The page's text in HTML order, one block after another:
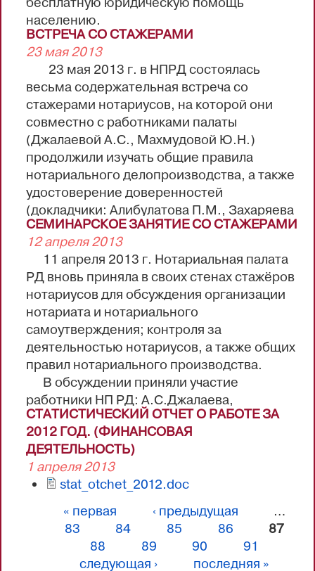
населению.
1. Хархиева Шевкет Магомедовна - г.
Махачкала, пр.Р.Гамзатова, 16 тел. (8722)
67-79-76
2. Рамазанова Аминат Салиховна - г.
Махачкала, пр. Акушинского, 28 тел. (8722)
63-21-05
3. Джалаев Шамсутдин Магомедович -
г. Махачкала, пр. Г.Гамидова, 8,
тел.89280515454
4. Курбанова Светлана Магомедовна
— г. Махачкала, пр. Г.Гамидова,55 «б», тел.
(8722)...
ВСТРЕЧА СО СТАЖЕРАМИ
23 мая 2013
23 мая 2013 г. в НПРД состоялась
весьма содержательная встреча со
стажерами нотариусов, на которой они
совместно с работниками палаты
(Джалаевой А.С., Махмудовой Ю.Н.)
продолжили изучать общие правила
нотариального делопроизводства, а также
удостоверение доверенностей
(докладчики: Алибулатова П.М., Захаряева
Т.Р., Шахгереева Г.Р.) и завещаний.
Для закрепления пройденного
материала добровольцам из числа
стажёров ( Багандову И.М., Бексултанову
М.А., Эмиргамзаевой Р.М.) было
предложено поиграть в игру на тему «Мой
первый посетитель»
СЕМИНАРСКОЕ ЗАНЯТИЕ СО СТАЖЕРАМИ
12 апреля 2013
11 апреля 2013 г. Нотариальная палата
РД вновь приняла в своих стенах стажёров
нотариусов для обсуждения организации
нотариата и нотариального
самоутверждения; контроля за
деятельностью нотариусов, а также общих
правил нотариального производства.
В обсуждении приняли участие
работники НП РД: А.С.Джалаева,
Ю.Н.Махмудова, а также инициативные
стажеры: М.А.Бексултанов, Х.О.Салманова,
Р.М.Шахбанов.
СТАТИСТИЧЕСКИЙ ОТЧЕТ О РАБОТЕ ЗА
2012 ГОД. (ФИНАНСОВАЯ
ДЕЯТЕЛЬНОСТЬ)
1 апреля 2013
stat_otchet_2012.doc
Страницы
« первая ‹ предыдущая
…
83
84 85 86
87
88
89 90
91
следующая ›
последняя »